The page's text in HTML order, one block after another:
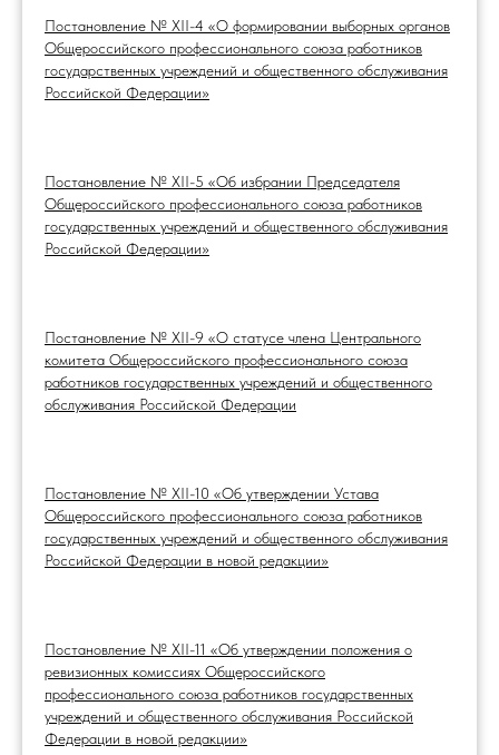
Постановление № XII-4 «О формировании выборных органов
Общероссийского профессионального союза работников
государственных учреждений и общественного обслуживания
Российской Федерации»
Постановление № XII-5 «Об избрании Председателя
Общероссийского профессионального союза работников
государственных учреждений и общественного обслуживания
Российской Федерации»
Постановление № XII-9 «О статусе члена Центрального
комитета Общероссийского профессионального союза
работников государственных учреждений и общественного
обслуживания Российской Федерации
Постановление № XII-10 «Об утверждении Устава
Общероссийского профессионального союза работников
государственных учреждений и общественного обслуживания
Российской Федерации в новой редакции»
Постановление № XII-11 «Об утверждении положения о
ревизионных комиссиях Общероссийского
профессионального союза работников государственных
учреждений и общественного обслуживания Российской
Федерации в новой редакции»